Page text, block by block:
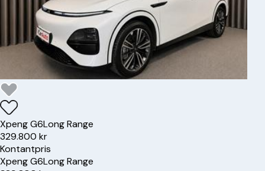
XpengG6Long Range
329.800 kr
Kontantpris
XpengG6Long Range